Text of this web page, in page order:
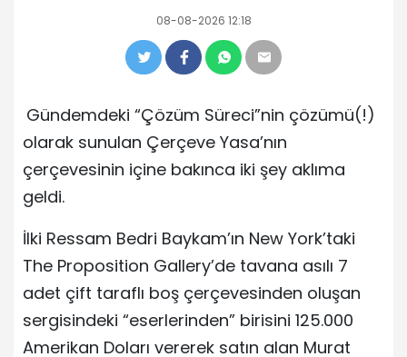
08-08-2026 12:18
Gündemdeki “Çözüm Süreci”nin çözümü(!)
olarak sunulan Çerçeve Yasa’nın
çerçevesinin içine bakınca iki şey aklıma
geldi.
İlki Ressam Bedri Baykam’ın New York’taki
The Proposition Gallery’de tavana asılı 7
adet çift taraflı boş çerçevesinden oluşan
sergisindeki “eserlerinden” birisini 125.000
Amerikan Doları vererek satın alan Murat